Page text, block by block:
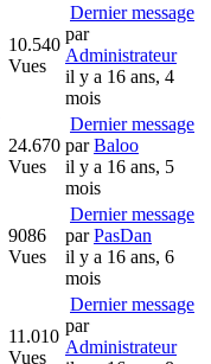
10.540
Vues
Dernier message
par
Administrateur
il y a 16 ans, 4
mois
24.670
Vues
Dernier message
parBaloo
il y a 16 ans, 5
mois
9086
Vues
Dernier message
parPasDan
il y a 16 ans, 6
mois
11.010
Vues
Dernier message
par
Administrateur